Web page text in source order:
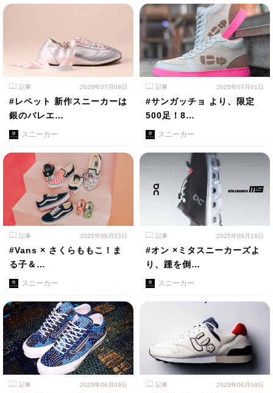
記事 2025年07月08日
#レペット 新作スニーカーは
銀のバレエ…
スニーカー
記事 2025年07月01日
#サンガッチョ より、限定
500足！8…
スニーカー
記事 2025年06月23日
#Vans × さくらももこ！ま
る子＆…
スニーカー
記事 2025年06月16日
#オン ×ミタスニーカーズよ
り、踵を倒…
スニーカー
記事 2025年06月09日 記事 2025年06月09日